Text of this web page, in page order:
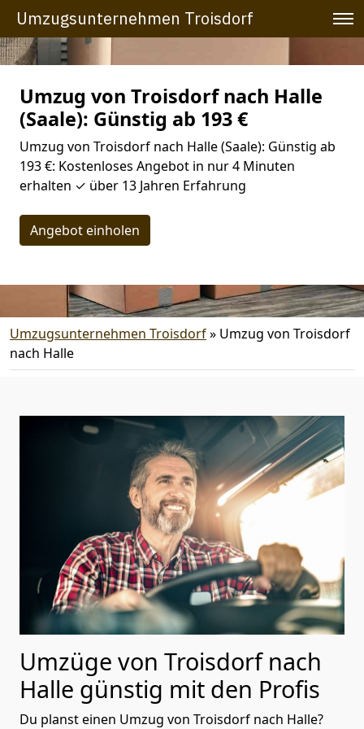
Umzugsunternehmen Troisdorf
Umzug von Troisdorf nach Halle
(Saale): Günstig ab 193 €
Umzug von Troisdorf nach Halle (Saale): Günstig ab
193 €: Kostenloses Angebot in nur 4 Minuten
erhalten ✓ über 13 Jahren Erfahrung
Angebot einholen
Umzugsunternehmen Troisdorf» Umzug von Troisdorf
nach Halle
Umzüge von Troisdorf nach
Halle günstig mit den Profis
Du planst einen Umzug von Troisdorf nach Halle?